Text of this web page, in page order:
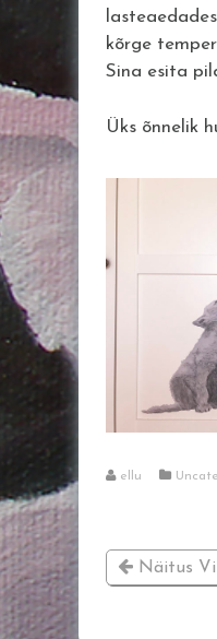
kõrge
Sina esita
Üks õnnelik
ellu
Näitus